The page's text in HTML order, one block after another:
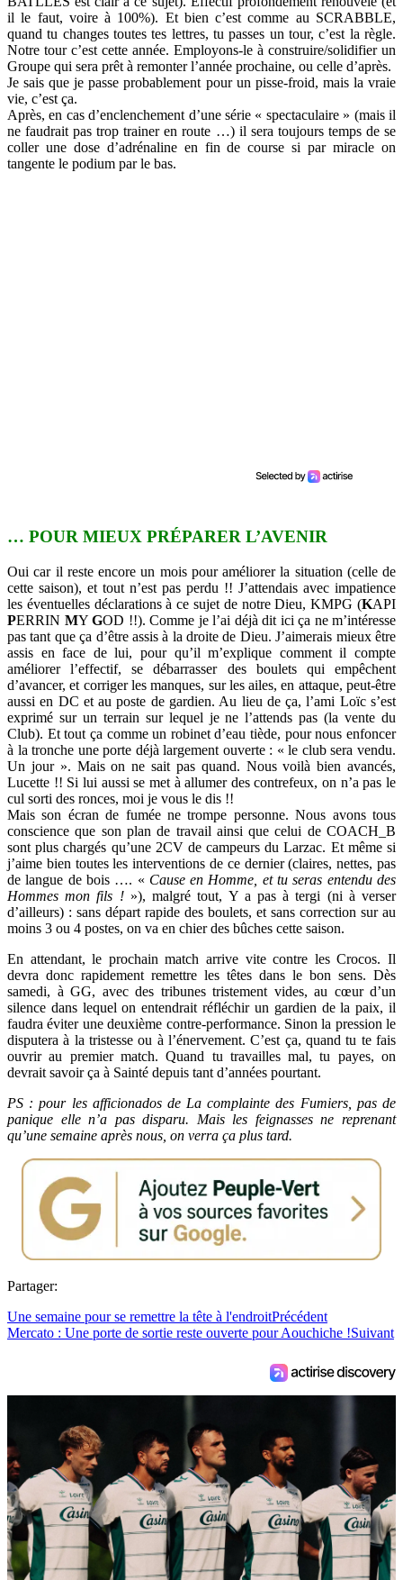
il le faut, voire à 100%). Et bien c’est comme au SCRABBLE,
quand tu changes toutes tes lettres, tu passes un tour, c’est la règle.
Notre tour c’est cette année. Employons-le à construire/solidifier un
Groupe qui sera prêt à remonter l’année prochaine, ou celle d’après.
Je sais que je passe probablement pour un pisse-froid, mais la vraie
vie, c’est ça.
Après, en cas d’enclenchement d’une série « spectaculaire » (mais il
ne faudrait pas trop trainer en route …) il sera toujours temps de se
coller une dose d’adrénaline en fin de course si par miracle on
tangente le podium par le bas.
… POUR MIEUX PRÉPARER L’AVENIR
Oui car il reste encore un mois pour améliorer la situation (celle de
cette saison), et tout n’est pas perdu !! J’attendais avec impatience
les éventuelles déclarations à ce sujet de notre Dieu, KMPG (KAPI
PERRIN MY GOD !!). Comme je l’ai déjà dit ici ça ne m’intéresse
pas tant que ça d’être assis à la droite de Dieu. J’aimerais mieux être
assis en face de lui, pour qu’il m’explique comment il compte
améliorer l’effectif, se débarrasser des boulets qui empêchent
d’avancer, et corriger les manques, sur les ailes, en attaque, peut-être
aussi en DC et au poste de gardien. Au lieu de ça, l’ami Loïc s’est
exprimé sur un terrain sur lequel je ne l’attends pas (la vente du
Club). Et tout ça comme un robinet d’eau tiède, pour nous enfoncer
à la tronche une porte déjà largement ouverte : « le club sera vendu.
Un jour ». Mais on ne sait pas quand. Nous voilà bien avancés,
Lucette !! Si lui aussi se met à allumer des contrefeux, on n’a pas le
cul sorti des ronces, moi je vous le dis !!
Mais son écran de fumée ne trompe personne. Nous avons tous
conscience que son plan de travail ainsi que celui de COACH_B
sont plus chargés qu’une 2CV de campeurs du Larzac. Et même si
j’aime bien toutes les interventions de ce dernier (claires, nettes, pas
de langue de bois …. « Cause en Homme, et tu seras entendu des
Hommes mon fils !»), malgré tout, Y a pas à tergi (ni à verser
d’ailleurs) : sans départ rapide des boulets, et sans correction sur au
moins 3 ou 4 postes, on va en chier des bûches cette saison.
En attendant, le prochain match arrive vite contre les Crocos. Il
devra donc rapidement remettre les têtes dans le bon sens. Dès
samedi, à GG, avec des tribunes tristement vides, au cœur d’un
silence dans lequel on entendrait réfléchir un gardien de la paix, il
faudra éviter une deuxième contre-performance. Sinon la pression le
disputera à la tristesse ou à l’énervement. C’est ça, quand tu te fais
ouvrir au premier match. Quand tu travailles mal, tu payes, on
devrait savoir ça à Sainté depuis tant d’années pourtant.
PS : pour les afficionados de La complainte des Fumiers, pas de
panique elle n’a pas disparu. Mais les feignasses ne reprenant
qu’une semaine après nous, on verra ça plus tard.
Partager:
Une semaine pour se remettre la tête à l'endroitPrécédent
Mercato : Une porte de sortie reste ouverte pour Aouchiche !Suivant